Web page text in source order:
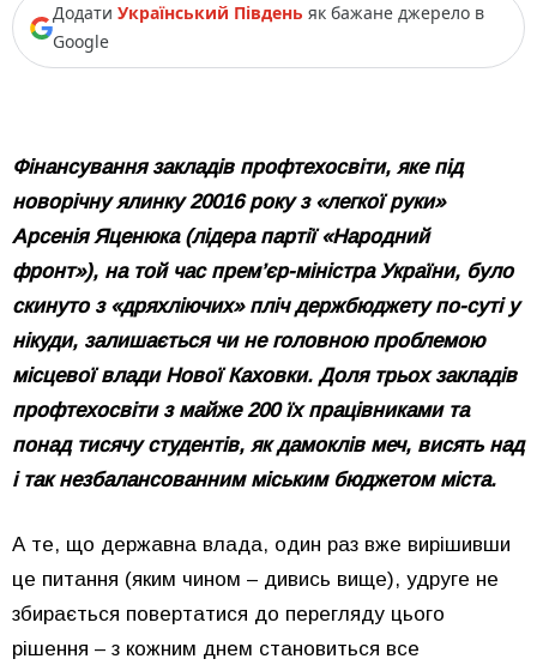
Додати Український Південь як бажане джерело в
Google
Фінансування закладів профтехосвіти, яке під
новорічну ялинку 20016 року з «легкої руки»
Арсенія Яценюка (лідера партії «Народний
фронт»), на той час прем’єр-міністра України, було
скинуто з «дряхліючих» пліч держбюджету по-суті у
нікуди, залишається чи не головною проблемою
місцевої влади Нової Каховки. Доля трьох закладів
профтехосвіти з майже 200 їх працівниками та
понад тисячу студентів, як дамоклів меч, висять над
і так незбалансованним міським бюджетом міста.
А те, що державна влада, один раз вже вирішивши
це питання (яким чином – дивись вище), удруге не
збирається повертатися до перегляду цього
рішення – з кожним днем становиться все